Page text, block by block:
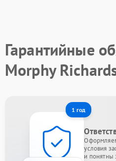
Гарантийные
Morphy
1 год
условия
и понятны